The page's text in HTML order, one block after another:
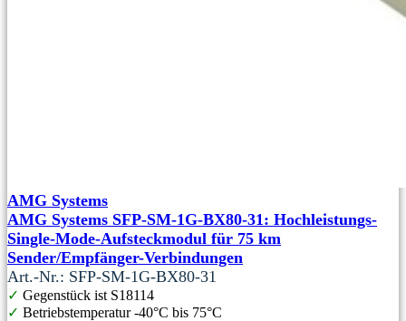
AMG Systems
AMG Systems SFP-SM-1G-BX80-31: Hochleistungs-
Single-Mode-Aufsteckmodul für 75 km
Sender/Empfänger-Verbindungen
Art.-Nr.: SFP-SM-1G-BX80-31
✓ Gegenstück ist S18114
✓ Betriebstemperatur -40°C bis 75°C